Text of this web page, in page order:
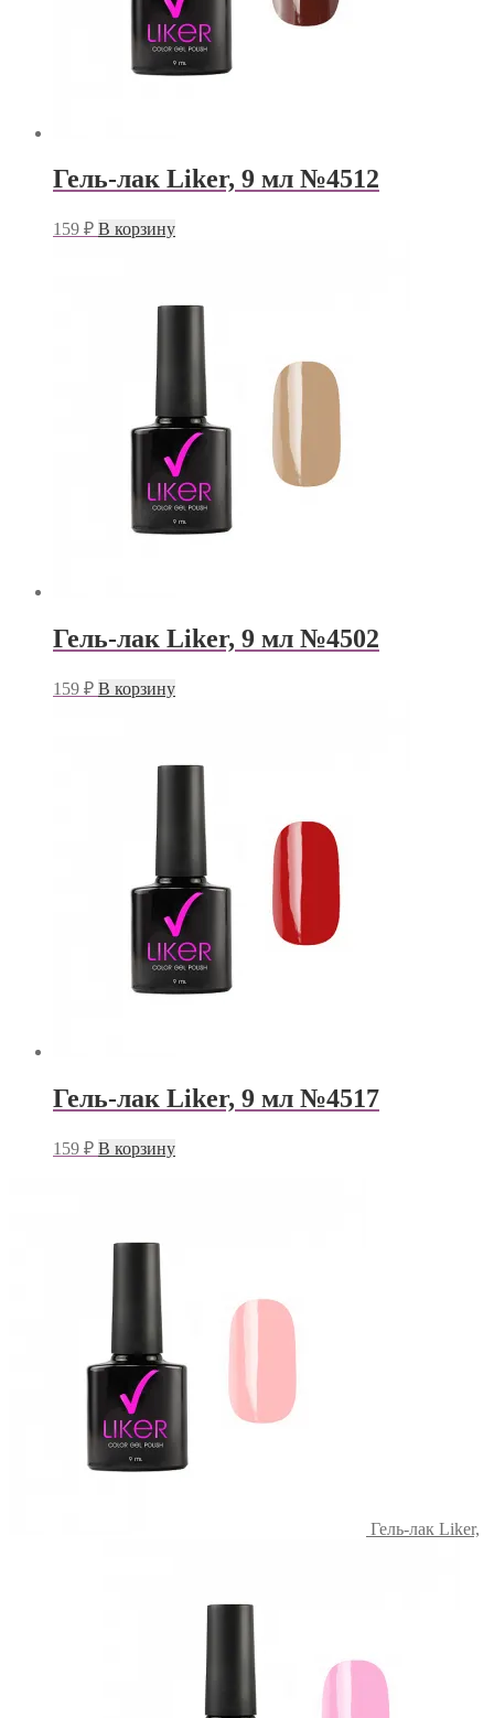
Гель-лак Liker, 9 мл №4512
159 ₽ В корзину
Гель-лак Liker, 9 мл №4502
159 ₽ В корзину
Гель-лак Liker, 9 мл №4517
159 ₽ В корзину
Гель-лак Liker,